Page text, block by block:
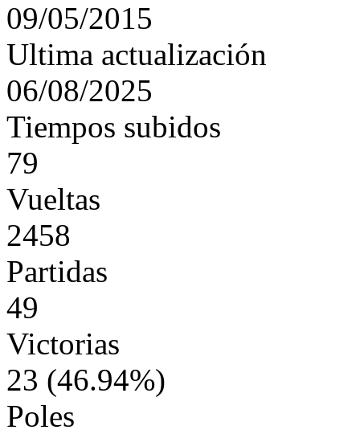
09/05/2015
Ultima actualización
06/08/2025
Tiempos subidos
79
Vueltas
2458
Partidas
49
Victorias
23 (46.94%)
Poles